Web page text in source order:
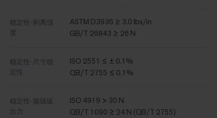
稳定性-剥离强
度
ASTM D3936 ≥ 3.0 lbs/in
GB/T 26843 ≥ 26 N
稳定性-尺寸稳
定性
ISO 2551 ≤ ± 0.1%
QB/T 2755 ≤ 0.1%
稳定性-簇绒拔
出力
ISO 4919 > 30 N
QB/T 1090 ≥ 24 N (QB/T 2755)